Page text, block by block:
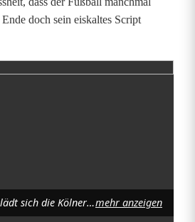
doch sein eiskaltes Script
Nach dem Abpfiff entlädt sich die Kölner-Fan-Wut: „Struber und Keller raus“-Rufe waren noch die freundlichsten Formulierungen. Foto: jrhmehr anzeigen